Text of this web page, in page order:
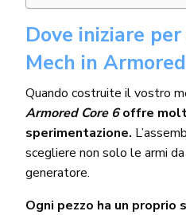
Dove iniziare
Mech in
Quando costruite il vostro
Armored Core 6offre
sperimentazione.
scegliere non solo le armi
generatore.
Ogni pezzo ha un